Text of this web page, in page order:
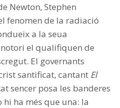
Newton, Stephen
fenomen de la radiació
a la seua
el qualifiquen de
El governants
santificat, cantant El
sencer posa les banderes
hi ha més que una: la